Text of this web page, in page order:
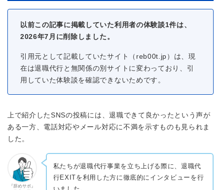
以前この記事に掲載していた利用者の体験談1件は、
2026年7月に削除しました。
引用元として記載していたサイト（reb00t.jp）は、現
在は退職代行と無関係の別サイトに変わっており、引
用していた体験談を確認できないためです。
上で紹介したSNSの投稿には、退職できて良かったという声が
ある一方、電話対応やメール対応に不満を示すものも見られま
した。
『辞めサポ』
私たちが退職代行事業を立ち上げる際に、退職代
行EXITを利用した方に徹底的にインタビューを行